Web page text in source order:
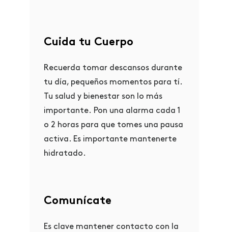
Cuida tu Cuerpo
Recuerda tomar descansos durante
tu día, pequeños momentos para tí.
Tu salud y bienestar son lo más
importante. Pon una alarma cada 1
o 2 horas para que tomes una pausa
activa. Es importante mantenerte
hidratado.
Comunícate
Es clave mantener contacto con la